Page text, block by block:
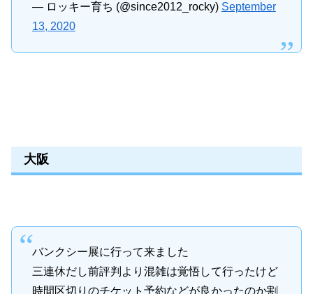
— ロッキー育ち (@since2012_rocky) September
13, 2020
大阪
バンクシー展に行って来ました
三連休だし前評判より混雑は覚悟して行ったけど
時間区切りのチケット予約などが良かったのか割